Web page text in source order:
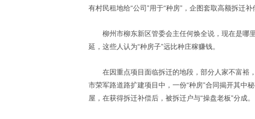
有村民租地给“公司”用于“种房”，企图套取高额拆迁补
柳州市柳东新区管委会主任何焕全说，现在是哪
延，这些人认为“种房子”远比种庄稼赚钱。
在因重点项目面临拆迁的地段，部分人家不富裕
市荣军路道路扩建项目中，一份“种房”合同揭开其中
屋，在获得拆迁补偿后，被拆迁户与“操盘老板”分成。